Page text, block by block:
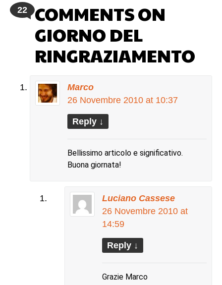
22
COMMENTS ON
GIORNO DEL
RINGRAZIAMENTO
Marco
26 Novembre 2010 at 10:37
Reply ↓
Bellissimo articolo e significativo.
Buona giornata!
Luciano Cassese
26 Novembre 2010 at
14:59
Reply ↓
Grazie Marco